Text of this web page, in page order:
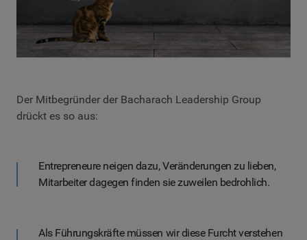
Der Mitbegründer der Bacharach Leadership Group
drückt es so aus:
Entrepreneure neigen dazu, Veränderungen zu lieben,
Mitarbeiter dagegen finden sie zuweilen bedrohlich.
Als Führungskräfte müssen wir diese Furcht verstehen